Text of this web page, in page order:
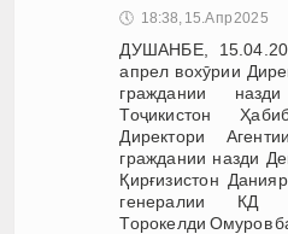
🕔 18:38, 15.Апр 2025
ДУШАНБЕ,
апрел вохӯрии
граждании
Тоҷикистон
Директори
граждании назди
Қирғизистон
генералии КД
Торокелди Омуров